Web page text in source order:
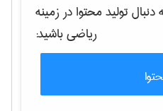
تولید محتوا در زمینه
رياضیباشید: